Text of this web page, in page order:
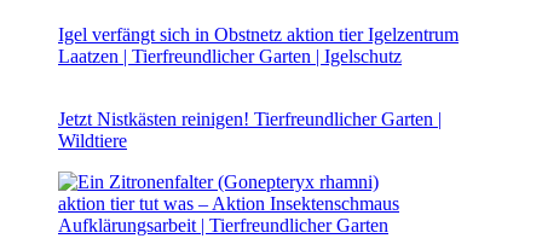
Igel verfängt sich in Obstnetz aktion tier Igelzentrum
Laatzen | Tierfreundlicher Garten | Igelschutz
Jetzt Nistkästen reinigen! Tierfreundlicher Garten |
Wildtiere
aktion tier tut was – Aktion Insektenschmaus
Aufklärungsarbeit | Tierfreundlicher Garten